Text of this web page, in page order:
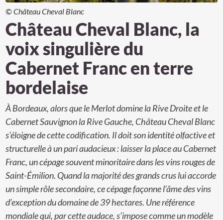
© Château Cheval Blanc
Château Cheval Blanc, la
voix singulière du
Cabernet Franc en terre
bordelaise
À Bordeaux, alors que le Merlot domine la Rive Droite et le
Cabernet Sauvignon la Rive Gauche, Château Cheval Blanc
s’éloigne de cette codification. Il doit son identité olfactive et
structurelle à un pari audacieux : laisser la place au Cabernet
Franc, un cépage souvent minoritaire dans les vins rouges de
Saint-Émilion. Quand la majorité des grands crus lui accorde
un simple rôle secondaire, ce cépage façonne l’âme des vins
d’exception du domaine de 39 hectares. Une référence
mondiale qui, par cette audace, s’impose comme un modèle